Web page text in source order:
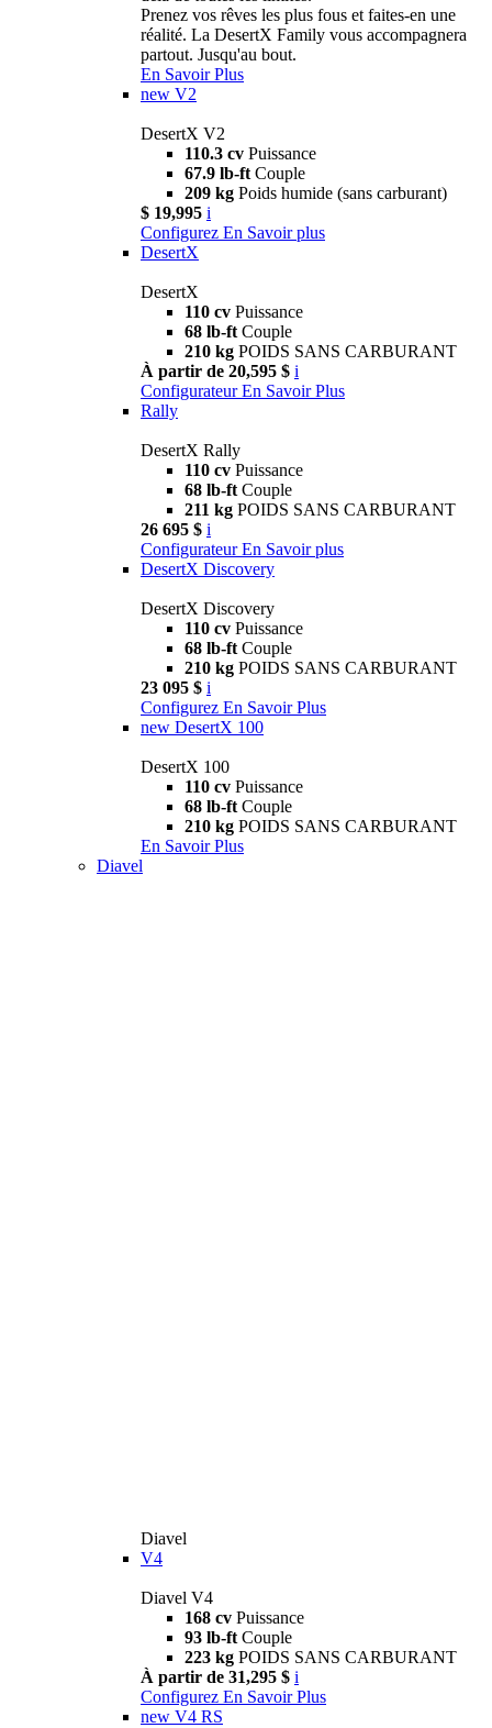
Prenez vos rêves les plus fous et faites-en une
réalité. La DesertX Family vous accompagnera
partout. Jusqu'au bout.
En Savoir Plus
new V2
DesertX V2
110.3 cv Puissance
67.9 lb-ft Couple
209 kg Poids humide (sans carburant)
$ 19,995 i
Configurez En Savoir plus
DesertX
DesertX
110 cv Puissance
68 lb-ft Couple
210 kg POIDS SANS CARBURANT
À partir de 20,595 $ i
Configurateur En Savoir Plus
Rally
DesertX Rally
110 cv Puissance
68 lb-ft Couple
211 kg POIDS SANS CARBURANT
26 695 $ i
Configurateur En Savoir plus
DesertX Discovery
DesertX Discovery
110 cv Puissance
68 lb-ft Couple
210 kg POIDS SANS CARBURANT
23 095 $ i
Configurez En Savoir Plus
new DesertX 100
DesertX 100
110 cv Puissance
68 lb-ft Couple
210 kg POIDS SANS CARBURANT
En Savoir Plus
Diavel
Diavel
V4
Diavel V4
168 cv Puissance
93 lb-ft Couple
223 kg POIDS SANS CARBURANT
À partir de 31,295 $ i
Configurez En Savoir Plus
new V4 RS